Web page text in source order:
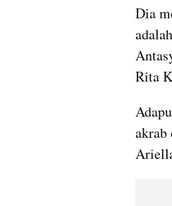
Dia
Rita
akrab